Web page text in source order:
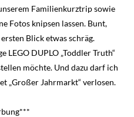
Familienkurztrip sowie
Fotos knipsen lassen. Bunt,
Blick etwas schräg.
DUPLO „Toddler Truth“
möchte. Und dazu darf ich
„Großer Jahrmarkt“ verlosen.